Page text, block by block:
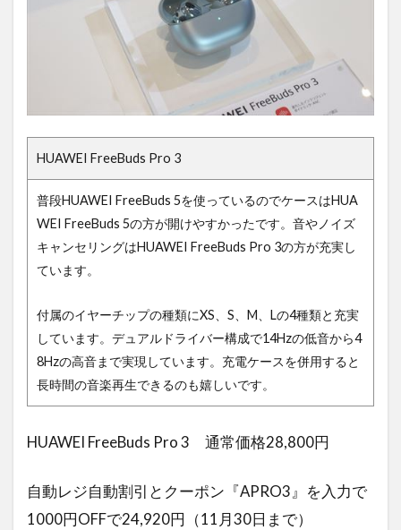
HUAWEI FreeBuds Pro 3
普段HUAWEI FreeBuds 5を使っているのでケースはHUA
WEI FreeBuds 5の方が開けやすかったです。音やノイズ
キャンセリングはHUAWEI FreeBuds Pro 3の方が充実し
ています。
付属のイヤーチップの種類にXS、S、M、Lの4種類と充実
しています。デュアルドライバー構成で14Hzの低音から4
8Hzの高音まで実現しています。充電ケースを併用すると
長時間の音楽再生できるのも嬉しいです。
HUAWEI FreeBuds Pro 3 通常価格28,800円
自動レジ自動割引とクーポン『APRO3』を入力で
1000円OFFで24,920円（11月30日まで）